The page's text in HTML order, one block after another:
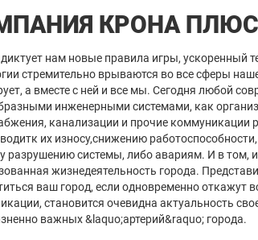
КРОНА ПЛЮС
диктует нам новые правила игры, ускоренный
стремительно врываются во все сферы
а вместе с ней и все мы. Сегодня любой
инженерными системами, как
канализации и прочие коммуникации
их износу,снижению
разрушению системы, либо авариям. И в том,
жизнедеятельность города.
ваш город, если одновременно откажут
становится очевидна актуальность
важных &laquo;артерий&raquo; города.